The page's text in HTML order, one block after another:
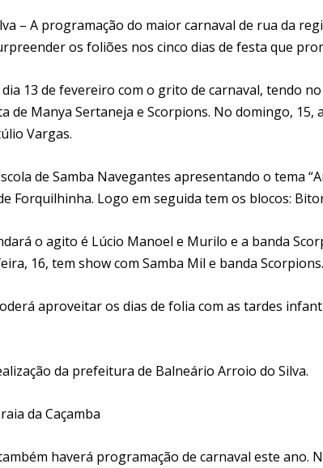
– A programação do maior carnaval de rua da
os foliões nos cinco dias de festa que
13 de fevereiro com o grito de carnaval, tendo
de Manya Sertaneja e Scorpions. No domingo, 15,
Vargas.
de Samba Navegantes apresentando o tema
Forquilhinha. Logo em seguida tem os blocos:
o agito é Lúcio Manoel e Murilo e a banda
16, tem show com Samba Mil e banda Scorpions.
aproveitar os dias de folia com as tardes
da prefeitura de Balneário Arroio do Silva.
da Caçamba
haverá programação de carnaval este ano.